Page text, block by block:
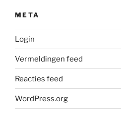
META
Login
Vermeldingen feed
Reacties feed
WordPress.org